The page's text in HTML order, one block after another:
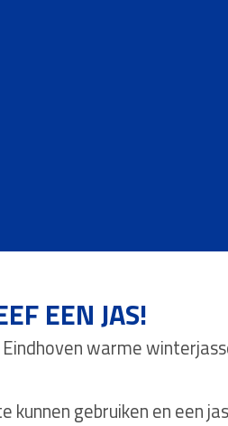
EEN JAS!
warme
kunnen gebruiken en een